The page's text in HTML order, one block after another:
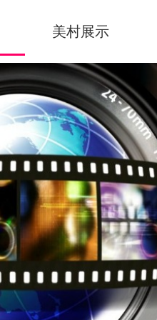
美村展示